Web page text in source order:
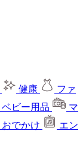
健康
ファ
ベビー用品
マ
おでかけ
エン